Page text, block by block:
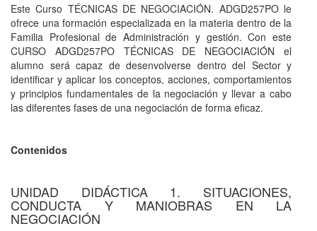
Este Curso TÉCNICAS DE NEGOCIACIÓN. ADGD257PO le
ofrece una formación especializada en la materia dentro de la
Familia Profesional de Administración y gestión. Con este
CURSO ADGD257PO TÉCNICAS DE NEGOCIACIÓN el
alumno será capaz de desenvolverse dentro del Sector y
identificar y aplicar los conceptos, acciones, comportamientos
y principios fundamentales de la negociación y llevar a cabo
las diferentes fases de una negociación de forma eficaz.
Contenidos
UNIDAD DIDÁCTICA 1. SITUACIONES,
CONDUCTA Y MANIOBRAS EN LA
NEGOCIACIÓN